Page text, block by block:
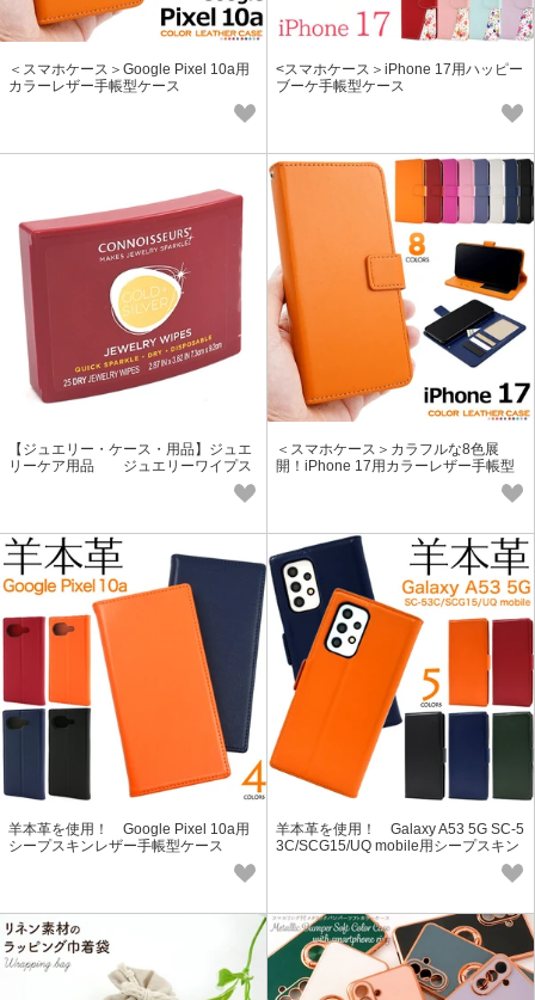
＜スマホケース＞Google Pixel 10a用
カラーレザー手帳型ケース
<スマホケース＞iPhone 17用ハッピー
ブーケ手帳型ケース
【ジュエリー・ケース・用品】ジュエ
リーケア用品 ジュエリーワイプス
＜スマホケース＞カラフルな8色展
開！iPhone 17用カラーレザー手帳型
羊本革を使用！ Google Pixel 10a用
シープスキンレザー手帳型ケース
羊本革を使用！ Galaxy A53 5G SC-5
3C/SCG15/UQ mobile用シープスキン